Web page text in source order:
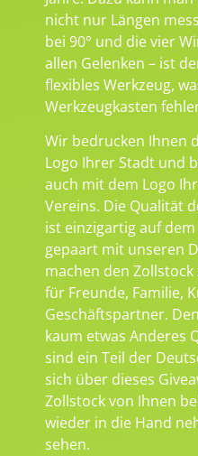
nicht nur Längen
bei 90° und die vier
allen Gelenken – ist
flexibles Werkzeug,
Werkzeugkasten
Wir bedrucken Ihnen
Logo Ihrer Stadt und
auch mit dem Logo
Vereins. Die Qualität
ist einzigartig auf
gepaart mit unseren
machen den
für Freunde, Familie,
Geschäftspartner.
kaum etwas Anderes
sind ein Teil der
sich über dieses
Zollstock von Ihnen
wieder in die Hand
sehen.